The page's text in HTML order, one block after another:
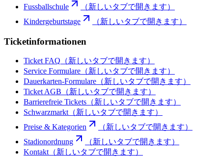
Fussballschule
（新しいタブで開きます）
Kindergeburtstage
（新しいタブで開きます）
Ticketinformationen
Ticket FAQ （新しいタブで開きます）
Service Formulare （新しいタブで開きます）
Dauerkarten-Formulare （新しいタブで開きます）
Ticket AGB （新しいタブで開きます）
Barrierefreie Tickets （新しいタブで開きます）
Schwarzmarkt （新しいタブで開きます）
Preise & Kategorien
（新しいタブで開きます）
Stadionordnung
（新しいタブで開きます）
Kontakt （新しいタブで開きます）